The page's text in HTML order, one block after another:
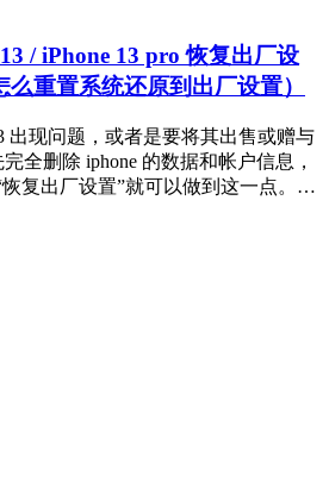
/ iPhone 13 pro 恢复出厂设
重置系统还原到出厂设置）
出现问题，或者是要将其出售或赠与
全删除 iphone 的数据和帐户信息，
恢复出厂设置”就可以做到这一点。…